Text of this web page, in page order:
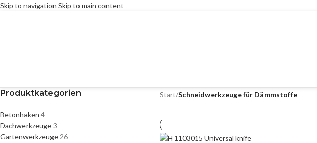
Skip to navigation Skip to main content
Produktkategorien
Betonhaken 4
Dachwerkzeuge3
Gartenwerkzeuge 26
Start/Schneidwerkzeuge für Dämmstoffe